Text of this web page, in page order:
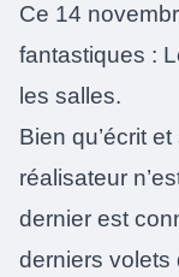
Ce 14
fantastiques :
les salles.
Bien qu’écrit
réalisateur
dernier est
derniers volets